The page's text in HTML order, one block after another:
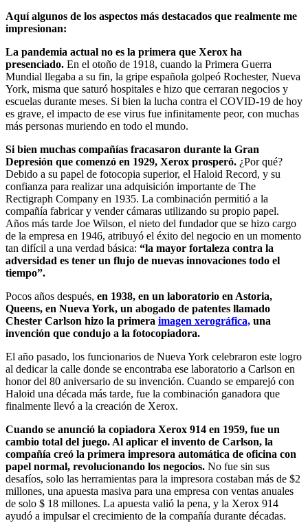
Aquí algunos de los aspectos más destacados que realmente me
impresionan:
La pandemia actual no es la primera que Xerox ha
presenciado. En el otoño de 1918, cuando la Primera Guerra
Mundial llegaba a su fin, la gripe española golpeó Rochester, Nueva
York, misma que saturó hospitales e hizo que cerraran negocios y
escuelas durante meses. Si bien la lucha contra el COVID-19 de hoy
es grave, el impacto de ese virus fue infinitamente peor, con muchas
más personas muriendo en todo el mundo.
Si bien muchas compañías fracasaron durante la Gran
Depresión que comenzó en 1929, Xerox prosperó. ¿Por qué?
Debido a su papel de fotocopia superior, el Haloid Record, y su
confianza para realizar una adquisición importante de The
Rectigraph Company en 1935. La combinación permitió a la
compañía fabricar y vender cámaras utilizando su propio papel.
Años más tarde Joe Wilson, el nieto del fundador que se hizo cargo
de la empresa en 1946, atribuyó el éxito del negocio en un momento
tan difícil a una verdad básica: “la mayor fortaleza contra la
adversidad es tener un flujo de nuevas innovaciones todo el
tiempo”.
Pocos años después, en 1938, en un laboratorio en Astoria,
Queens, en Nueva York, un abogado de patentes llamado
Chester Carlson hizo la primera imagen xerográfica, una
invención que condujo a la fotocopiadora.
El año pasado, los funcionarios de Nueva York celebraron este logro
al dedicar la calle donde se encontraba ese laboratorio a Carlson en
honor del 80 aniversario de su invención. Cuando se emparejó con
Haloid una década más tarde, fue la combinación ganadora que
finalmente llevó a la creación de Xerox.
Cuando se anunció la copiadora Xerox 914 en 1959, fue un
cambio total del juego. Al aplicar el invento de Carlson, la
compañía creó la primera impresora automática de oficina con
papel normal, revolucionando los negocios. No fue sin sus
desafíos, solo las herramientas para la impresora costaban más de $2
millones, una apuesta masiva para una empresa con ventas anuales
de solo $ 18 millones. La apuesta valió la pena, y la Xerox 914
ayudó a impulsar el crecimiento de la compañía durante décadas.